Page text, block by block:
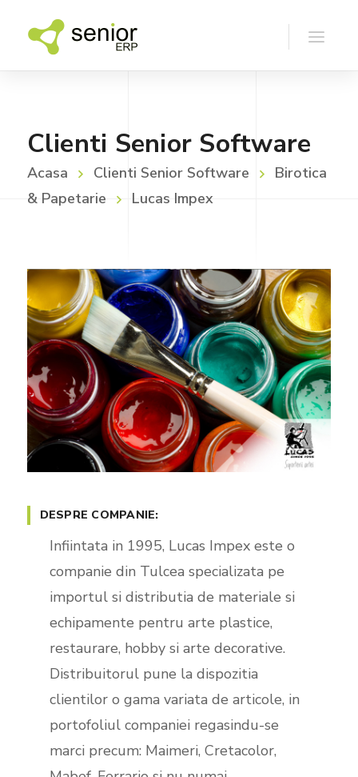
Clienti Senior Software
Acasa Clienti Senior Software
Birotica
& Papetarie
Lucas Impex
DESPRE COMPANIE:
Infiintata in 1995, Lucas Impex este o
companie din Tulcea specializata pe
importul si distributia de materiale si
echipamente pentru arte plastice,
restaurare, hobby si arte decorative.
Distribuitorul pune la dispozitia
clientilor o gama variata de articole, in
portofoliul companiei regasindu-se
marci precum: Maimeri, Cretacolor,